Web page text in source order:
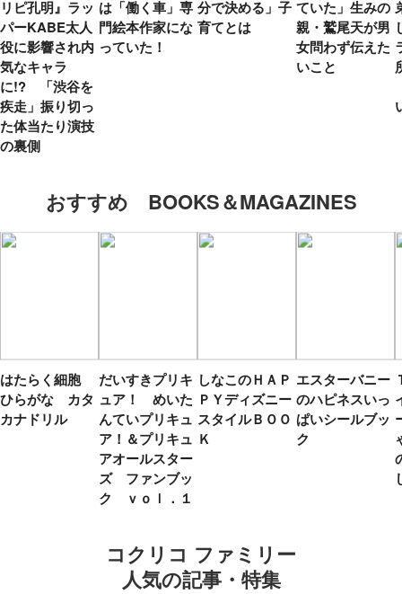
リピ孔明』ラッ
パーKABE太人
役に影響され内
気なキャラ
に!? 「渋谷を
疾走」振り切っ
た体当たり演技
の裏側
は「働く車」専
門絵本作家にな
っていた！
分で決める」子
育てとは
ていた」生みの
親・鷲尾天が男
女問わず伝えた
いこと
おすすめ BOOKS＆MAGAZINES
はたらく細胞
ひらがな カタ
カナドリル
だいすきプリキ
ュア！ めいた
んていプリキュ
ア！＆プリキュ
アオールスター
ズ ファンブッ
ク ｖｏｌ．１
しなこのＨＡＰ
ＰＹディズニー
スタイルＢＯＯ
Ｋ
エスターバニー
のハピネスいっ
ぱいシールブッ
ク
コクリコ ファミリー
人気の記事・特集